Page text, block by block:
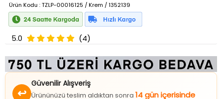
Ürün Kodu : TZLP-00016125 / Krem / 1352139
5.0 (4)
↩
Güvenilir Alışveriş
Ürününüzü teslim aldıktan sonra 14 gün içerisinde